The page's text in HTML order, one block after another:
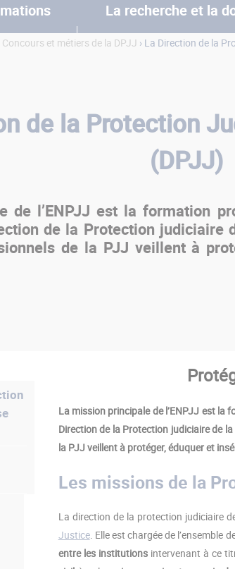
La recherche et la
Concours et métiers de la DPJJ › La Direction de la
de la Protection
(DPJJ)
de l’ENPJJ est la formation
de la Protection judiciaire
de la PJJ veillent à
La mission principale de l’ENPJJ est
Direction de la Protection judiciaire de
la PJJ veillent à protéger, éduquer et
Les missions de la
La direction de la protection judiciaire
Justice. Elle est chargée de l’ensemble
entre les institutionsintervenant à ce